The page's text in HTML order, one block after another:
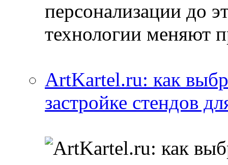
ArtKartel.ru: как
застройке стендов